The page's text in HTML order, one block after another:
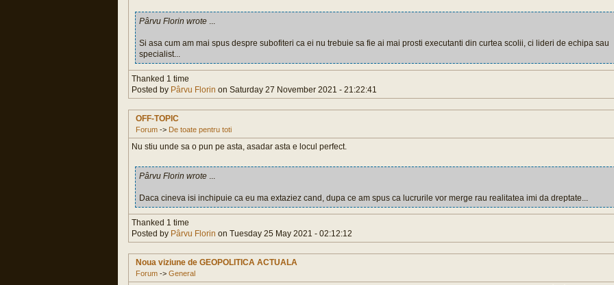
Pârvu Florin wrote ...
Si asa cum am mai spus despre subofiteri ca ei nu trebuie sa fie ai mai prosti executanti din curtea scolii, ci lideri de echipa sau
specialist...
Thanked 1 time
Posted by Pârvu Florin on Saturday 27 November 2021 - 21:22:41
OFF-TOPIC
Forum -> De toate pentru toti
Nu stiu unde sa o pun pe asta, asadar asta e locul perfect.
Pârvu Florin wrote ...
Daca cineva isi inchipuie ca eu ma extaziez cand, dupa ce am spus ca lucrurile vor merge rau realitatea imi da dreptate...
Thanked 1 time
Posted by Pârvu Florin on Tuesday 25 May 2021 - 02:12:12
Noua viziune de GEOPOLITICA ACTUALA
Forum -> General